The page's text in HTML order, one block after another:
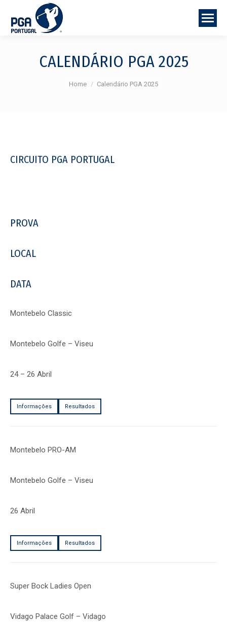
CALENDÁRIO PGA 2025
Home Calendário PGA 2025
CIRCUITO PGA PORTUGAL
PROVA
LOCAL
DATA
Montebelo Classic
Montebelo Golfe – Viseu
24 – 26 Abril
Informações Resultados
Montebelo PRO-AM
Montebelo Golfe – Viseu
26 Abril
Informações Resultados
Super Bock Ladies Open
Vidago Palace Golf – Vidago